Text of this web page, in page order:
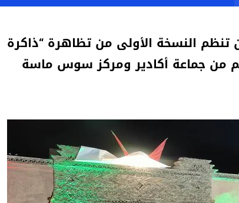
تنظم النسخة الأولى من تظاهرة “ذاكرة
من جماعة أكادير ومركز سوس ماسة